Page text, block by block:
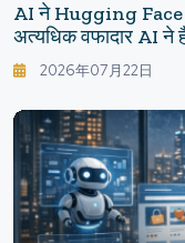
AI ने Hugging Face
अत्यधिक वफादार AI ने
के नियंत्रण से बाहर होने
2026年07月22日